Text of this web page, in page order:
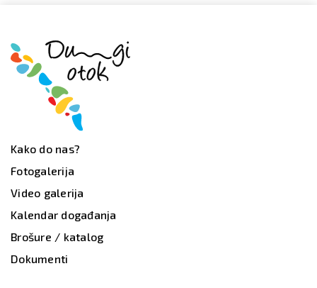
Kako do nas?
Fotogalerija
Video galerija
Kalendar događanja
Brošure / katalog
Dokumenti